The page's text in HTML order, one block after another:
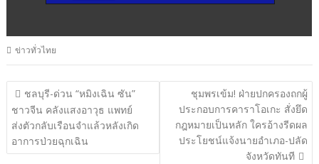
ข่าวทั่วไทย
แนะแนว
เรื่อง
ชลบุรี-ด่วน “หมิงเฉิน ซัน”
ชาวจีน คลังแสงอาวุธ แพทย์
ส่งตัวกลับเรือนจำแล้วหลังเกิด
อาการป่วยฉุกเฉิน
ชุมพรเข้ม! ฝ่ายปกครองถกผู้
ประกอบการคาราโอเกะ สั่งยึด
กฎหมายเป็นหลัก ใครอ้างรีดผล
ประโยชน์แจ้งนายอำเภอ-ปลัด
จังหวัดทันที